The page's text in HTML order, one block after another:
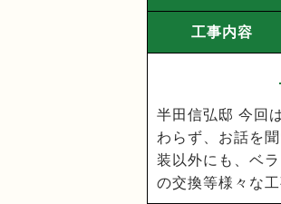
工事内容
半田信弘邸 今回
わらず、お話を
装以外にも、ベ
の交換等様々な